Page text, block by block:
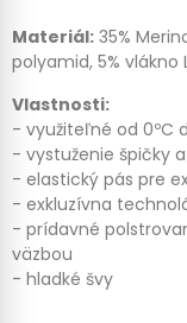
Materiál: 35%
polyamid, 5% vlákno
Vlastnosti:
- využiteľné od 0ºC
- vystuženie špičky
- elastický pás pre
- exkluzívna
- prídavné
väzbou
- hladké švy